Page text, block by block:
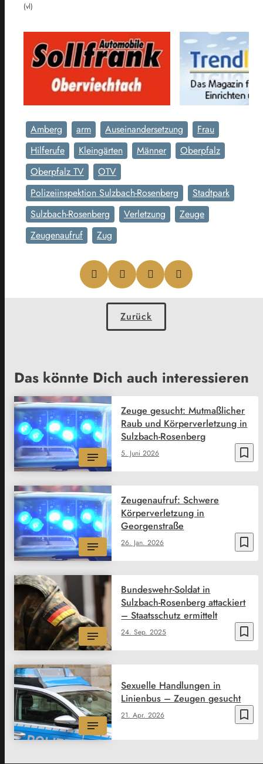
(vl)
Amberg arm Auseinandersetzung
Frau
Hilferufe
Kleingärten Männer
Oberpfalz
Oberpfalz TV
OTV
Polizeiinspektion Sulzbach-Rosenberg
Stadtpark
Sulzbach-Rosenberg
Verletzung
Zeuge
Zeugenaufruf
Zug
Zurück
Das könnte Dich auch interessieren
bookmark_border
5. Juni 2026
Zeuge gesucht: Mutmaßlicher
Raub und Körperverletzung in
Sulzbach-Rosenberg
bookmark_border
26. Jan. 2026
Zeugenaufruf: Schwere
Körperverletzung in
Georgenstraße
bookmark_border
24. Sep. 2025
Bundeswehr-Soldat in
Sulzbach-Rosenberg attackiert
– Staatsschutz ermittelt
bookmark_border
21. Apr. 2026
Sexuelle Handlungen in
Linienbus – Zeugen gesucht